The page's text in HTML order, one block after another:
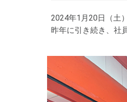
2024年1月20日（土
昨年に引き続き、社